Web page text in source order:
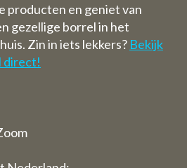
producten en geniet van
gezellige borrel in het
Zin in iets lekkers? Bekijk
direct!